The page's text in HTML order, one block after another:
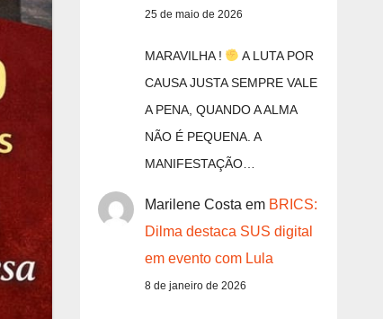
25 de maio de 2026
MARAVILHA !
A LUTA POR
CAUSA JUSTA SEMPRE VALE
A PENA, QUANDO A ALMA
NÃO É PEQUENA. A
MANIFESTAÇÃO…
Marilene Costa em BRICS:
Dilma destaca SUS digital
em evento com Lula
8 de janeiro de 2026